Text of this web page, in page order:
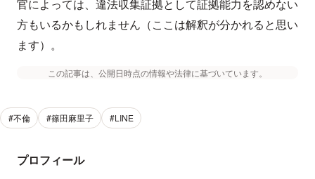
官によっては、違法収集証拠として証拠能力を認めない
方もいるかもしれません（ここは解釈が分かれると思い
ます）。
この記事は、公開日時点の情報や法律に基づいています。
#不倫 #篠田麻里子 #LINE
プロフィール